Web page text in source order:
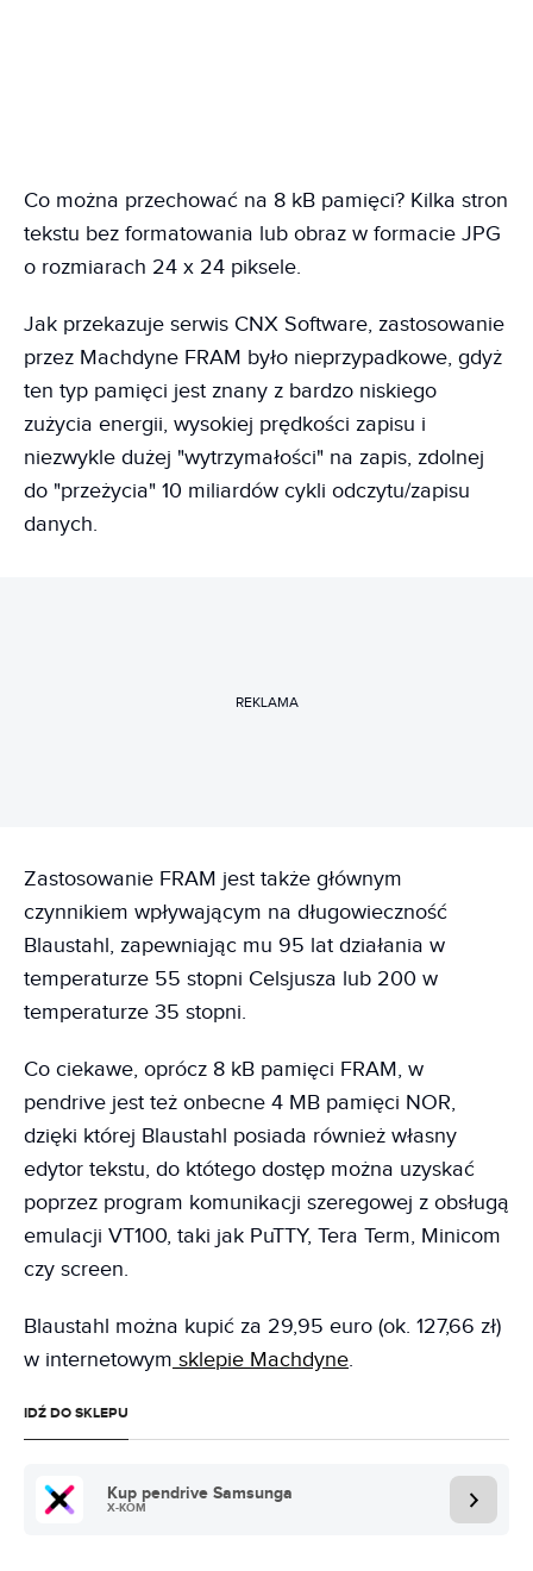
Co można przechować na 8 kB pamięci? Kilka stron
tekstu bez formatowania lub obraz w formacie JPG
o rozmiarach 24 x 24 piksele.
Jak przekazuje serwis CNX Software, zastosowanie
przez Machdyne FRAM było nieprzypadkowe, gdyż
ten typ pamięci jest znany z bardzo niskiego
zużycia energii, wysokiej prędkości zapisu i
niezwykle dużej "wytrzymałości" na zapis, zdolnej
do "przeżycia" 10 miliardów cykli odczytu/zapisu
danych.
REKLAMA
Zastosowanie FRAM jest także głównym
czynnikiem wpływającym na długowieczność
Blaustahl, zapewniając mu 95 lat działania w
temperaturze 55 stopni Celsjusza lub 200 w
temperaturze 35 stopni.
Co ciekawe, oprócz 8 kB pamięci FRAM, w
pendrive jest też onbecne 4 MB pamięci NOR,
dzięki której Blaustahl posiada również własny
edytor tekstu, do któtego dostęp można uzyskać
poprzez program komunikacji szeregowej z obsługą
emulacji VT100, taki jak PuTTY, Tera Term, Minicom
czy screen.
Blaustahl można kupić za 29,95 euro (ok. 127,66 zł)
w internetowym sklepie Machdyne.
IDŹ DO SKLEPU
Kup pendrive Samsunga
X-KOM